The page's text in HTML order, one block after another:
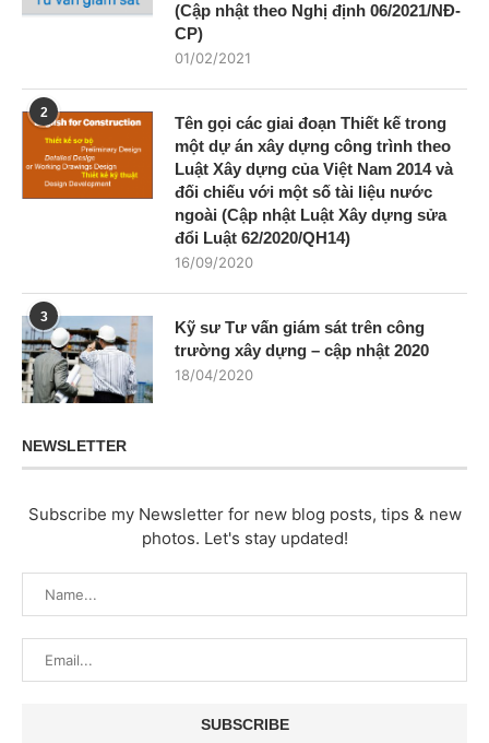
(Cập nhật theo Nghị định 06/2021/NĐ-
CP)
01/02/2021
2
Tên gọi các giai đoạn Thiết kế trong
một dự án xây dựng công trình theo
Luật Xây dựng của Việt Nam 2014 và
đối chiếu với một số tài liệu nước
ngoài (Cập nhật Luật Xây dựng sửa
đổi Luật 62/2020/QH14)
16/09/2020
3
Kỹ sư Tư vấn giám sát trên công
trường xây dựng – cập nhật 2020
18/04/2020
NEWSLETTER
Subscribe my Newsletter for new blog posts, tips & new
photos. Let's stay updated!